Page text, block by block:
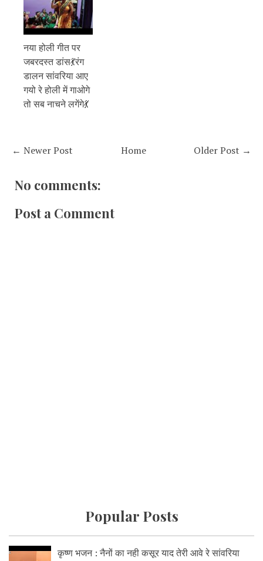
नया होली गीत पर
जबरदस्त डांस💃रंग
डालन सांवरिया आए
गयो रे होली में गाओगे
तो सब नाचने लगेंगे💃
← Newer Post Older Post →
Home
No comments:
Post a Comment
Popular Posts
कृष्ण भजन : नैनों का नही कसूर याद तेरी आवे रे सांवरिया